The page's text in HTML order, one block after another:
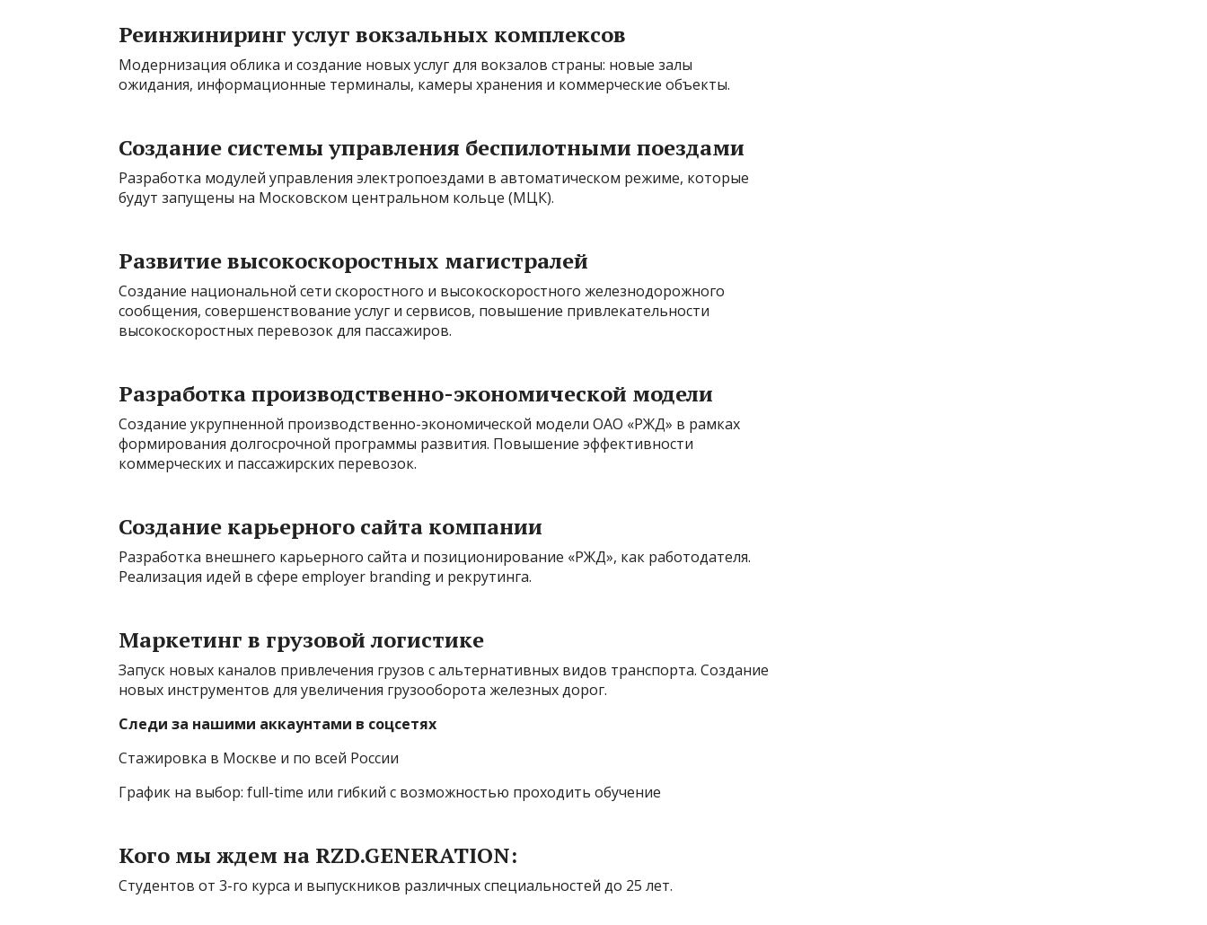
Реинжиниринг услуг вокзальных комплексов
Модернизация облика и создание новых услуг для вокзалов страны: новые залы
ожидания, информационные терминалы, камеры хранения и коммерческие объекты.
Создание системы управления беспилотными поездами
Разработка модулей управления электропоездами в автоматическом режиме, которые
будут запущены на Московском центральном кольце (МЦК).
Развитие высокоскоростных магистралей
Создание национальной сети скоростного и высокоскоростного железнодорожного
сообщения, совершенствование услуг и сервисов, повышение привлекательности
высокоскоростных перевозок для пассажиров.
Разработка производственно-экономической модели
Создание укрупненной производственно-экономической модели ОАО «РЖД» в рамках
формирования долгосрочной программы развития. Повышение эффективности
коммерческих и пассажирских перевозок.
Создание карьерного сайта компании
Разработка внешнего карьерного сайта и позиционирование «РЖД», как работодателя.
Реализация идей в сфере employer branding и рекрутинга.
Маркетинг в грузовой логистике
Запуск новых каналов привлечения грузов с альтернативных видов транспорта. Создание
новых инструментов для увеличения грузооборота железных дорог.
Следи за нашими аккаунтами в соцсетях
Стажировка в Москве и по всей России
График на выбор: full-time или гибкий с возможностью проходить обучение
Кого мы ждем на RZD.GENERATION:
Студентов от 3-го курса и выпускников различных специальностей до 25 лет.